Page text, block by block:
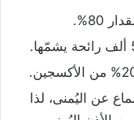
عن اليُمنى، لذا